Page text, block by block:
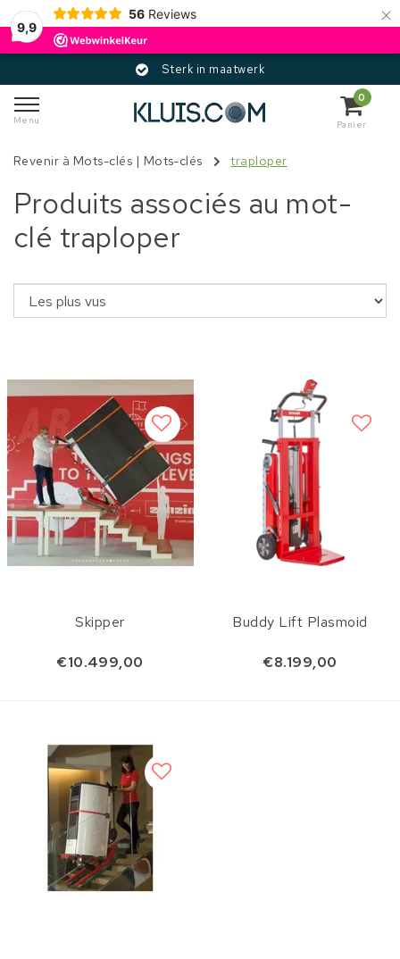
9,9
56 Reviews ×
Sterk in maatwerk
Menu
0
Panier
Revenir à Mots-clés | Mots-clés traploper
Produits associés au mot-
clé traploper
Skipper
€10.499,00
Buddy Lift Plasmoid
€8.199,00